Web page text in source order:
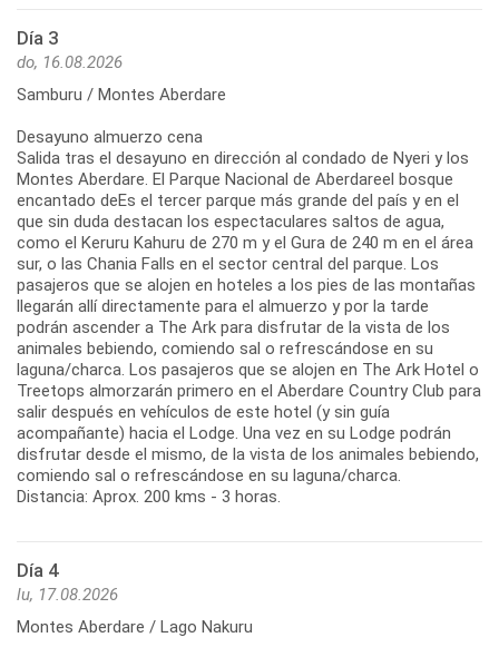
Día 3
do, 16.08.2026
Samburu / Montes Aberdare
Desayuno almuerzo cena
Salida tras el desayuno en dirección al condado de Nyeri y los
Montes Aberdare. El Parque Nacional de Aberdareel bosque
encantado deEs el tercer parque más grande del país y en el
que sin duda destacan los espectaculares saltos de agua,
como el Keruru Kahuru de 270 m y el Gura de 240 m en el área
sur, o las Chania Falls en el sector central del parque. Los
pasajeros que se alojen en hoteles a los pies de las montañas
llegarán allí directamente para el almuerzo y por la tarde
podrán ascender a The Ark para disfrutar de la vista de los
animales bebiendo, comiendo sal o refrescándose en su
laguna/charca. Los pasajeros que se alojen en The Ark Hotel o
Treetops almorzarán primero en el Aberdare Country Club para
salir después en vehículos de este hotel (y sin guía
acompañante) hacia el Lodge. Una vez en su Lodge podrán
disfrutar desde el mismo, de la vista de los animales bebiendo,
comiendo sal o refrescándose en su laguna/charca.
Distancia: Aprox. 200 kms - 3 horas.
Día 4
lu, 17.08.2026
Montes Aberdare / Lago Nakuru